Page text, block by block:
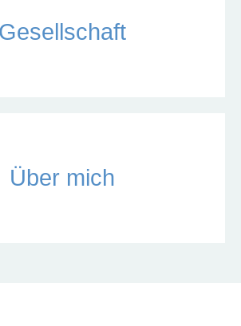
Gesellschaft
Über mich